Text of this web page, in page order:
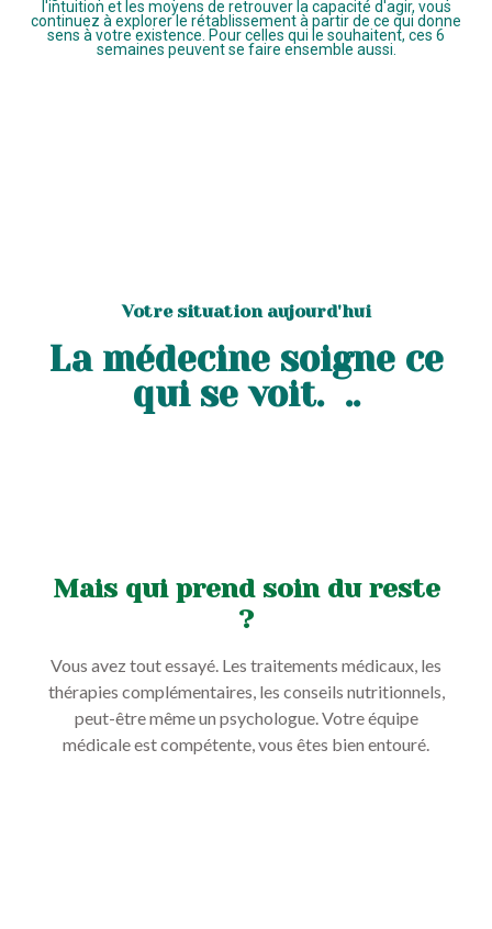
l'intuition et les moyens de retrouver la capacité d'agir, vous
continuez à explorer le rétablissement à partir de ce qui donne
sens à votre existence. Pour celles qui le souhaitent, ces 6
semaines peuvent se faire ensemble aussi.
Votre situation aujourd'hui
La médecine soigne ce
qui se voit. ..
Mais qui prend soin du reste
?
Vous avez tout essayé. Les traitements médicaux, les
thérapies complémentaires, les conseils nutritionnels,
peut-être même un psychologue. Votre équipe
médicale est compétente, vous êtes bien entouré.